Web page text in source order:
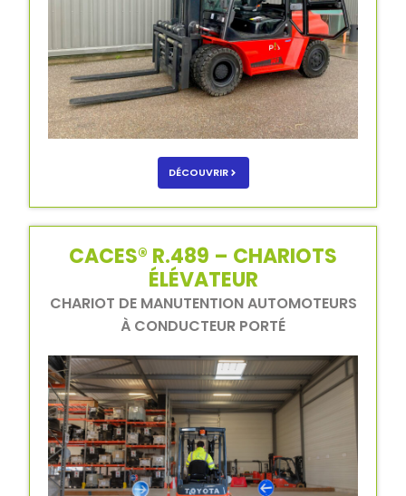
DÉCOUVRIR
CACES® R.489 – CHARIOTS
ÉLÉVATEUR
CHARIOT DE MANUTENTION AUTOMOTEURS
À CONDUCTEUR PORTÉ